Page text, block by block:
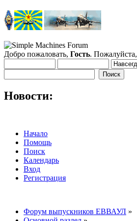
Добро пожаловать, Гость. Пожалуйста,
Новости:
Начало
Помощь
Поиск
Календарь
Вход
Регистрация
Форум выпускников ЕВВАУЛ »